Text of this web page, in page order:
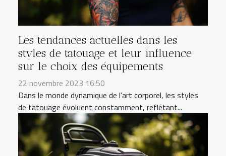
Les tendances actuelles dans les
styles de tatouage et leur influence
sur le choix des équipements
22 novembre 2023 16:50
Dans le monde dynamique de l'art corporel, les styles
de tatouage évoluent constamment, reflétant...